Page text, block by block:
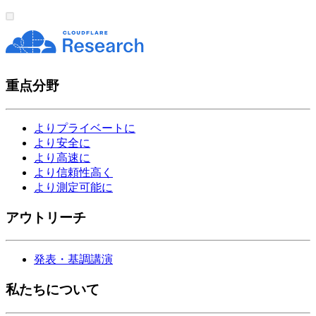
重点分野
よりプライベートに
より安全に
より高速に
より信頼性高く
より測定可能に
アウトリーチ
発表・基調講演
私たちについて